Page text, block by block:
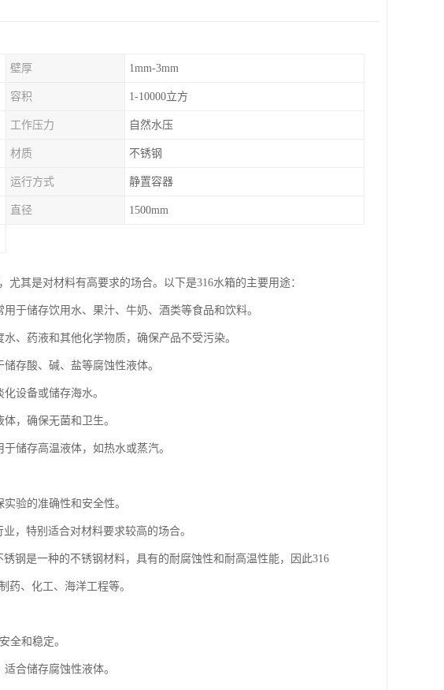
壁厚 1mm-3mm
容积 1-10000立方
工作压力 自然水压
材质 不锈钢
运行方式 静置容器
直径 1500mm
其是对材料有高要求的场合。以下是316水箱的主要用途：
于储存饮用水、果汁、牛奶、酒类等食品和饮料。
、药液和其他化学物质，确保产品不受污染。
存酸、碱、盐等腐蚀性液体。
设备或储存海水。
，确保无菌和卫生。
储存高温液体，如热水或蒸汽。
验的准确性和安全性。
，特别适合对材料要求较高的场合。
钢是一种的不锈钢材料，具有的耐腐蚀性和耐高温性能，因此316
药、化工、海洋工程等。
全和稳定。
合储存腐蚀性液体。